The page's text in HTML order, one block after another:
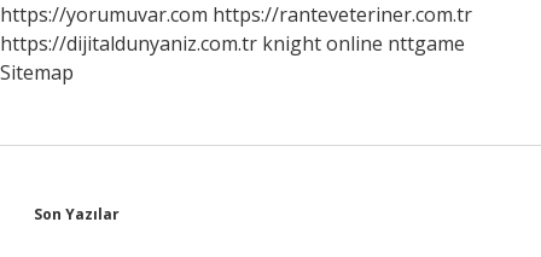
https://yorumuvar.com https://ranteveteriner.com.tr
https://dijitaldunyaniz.com.tr knight online nttgame
Sitemap
Sidebar
Son Yazılar